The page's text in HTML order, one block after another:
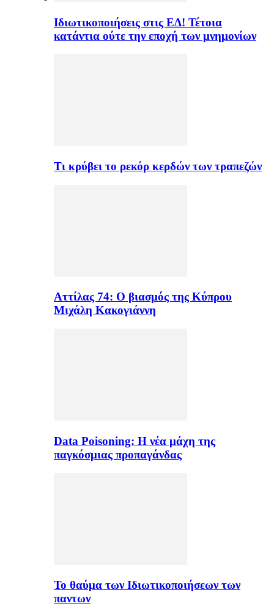
Ιδιωτικοποιήσεις στις ΕΔ! Τέτοια
κατάντια ούτε την εποχή των μνημονίων
Τι κρύβει το ρεκόρ κερδών των τραπεζών
Αττίλας 74: Ο βιασμός της Κύπρου
Μιχάλη Κακογιάννη
Data Poisoning: Η νέα μάχη της
παγκόσμιας προπαγάνδας
Το θαύμα των Ιδιωτικοποιήσεων των
παντων